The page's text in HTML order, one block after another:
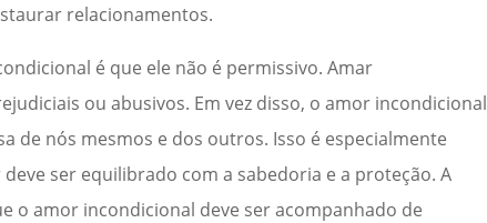
relacionamentos.
é que ele não é permissivo. Amar
ou abusivos. Em vez disso, o amor incondicional
de nós mesmos e dos outros. Isso é especialmente
ser equilibrado com a sabedoria e a proteção. A
o amor incondicional deve ser acompanhado de